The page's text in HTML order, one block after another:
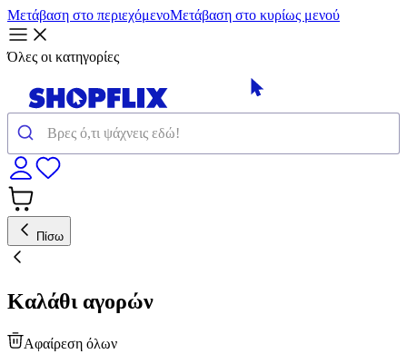
Μετάβαση στο περιεχόμενοΜετάβαση στο κυρίως μενού
Όλες οι κατηγορίες
Πίσω
Καλάθι αγορών
Αφαίρεση όλων